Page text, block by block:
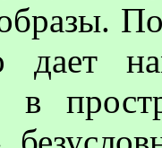
дает
в